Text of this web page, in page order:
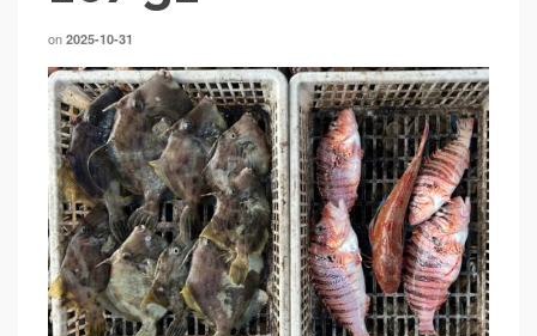
on 2025-10-31